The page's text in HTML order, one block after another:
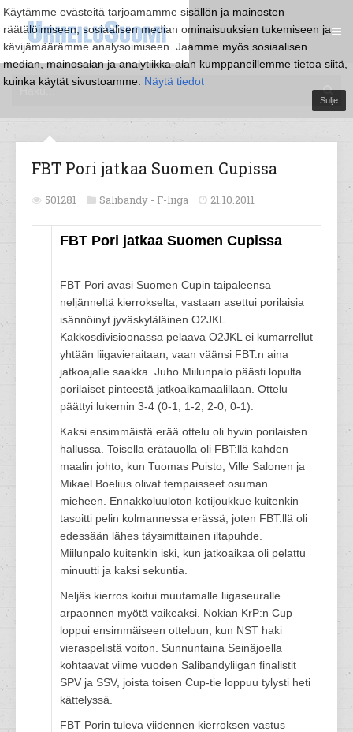
Käytämme evästeitä tarjoamamme sisällön ja mainosten
räätälöimiseen, sosiaalisen median ominaisuuksien tukemiseen ja
kävijämäärämme analysoimiseen. Jaamme myös sosiaalisen
median, mainosalan ja analytiikka-alan kumppaneillemme tietoa siitä,
kuinka käytät sivustoamme. Näytä tiedot
Sulje
FBT Pori jatkaa Suomen Cupissa
501281 Salibandy - F-liiga 21.10.2011
FBT Pori jatkaa Suomen Cupissa
FBT Pori avasi Suomen Cupin taipaleensa
neljänneltä kierrokselta, vastaan asettui porilaisia
isännöinyt jyväskyläläinen O2JKL.
Kakkosdivisioonassa pelaava O2JKL ei kumarrellut
yhtään liigavieraitaan, vaan väänsi FBT:n aina
jatkoajalle saakka. Juho Miilunpalo päästi lopulta
porilaiset pinteestä jatkoaikamaalillaan. Ottelu
päättyi lukemin 3-4 (0-1, 1-2, 2-0, 0-1).
Kaksi ensimmäistä erää ottelu oli hyvin porilaisten
hallussa. Toisella erätauolla oli FBT:llä kahden
maalin johto, kun Tuomas Puisto, Ville Salonen ja
Mikael Boelius olivat tempaisseet osuman
mieheen. Ennakkoluuloton kotijoukkue kuitenkin
tasoitti pelin kolmannessa erässä, joten FBT:llä oli
edessään lähes täysimittainen iltapuhde.
Miilunpalo kuitenkin iski, kun jatkoaikaa oli pelattu
minuutti ja kaksi sekuntia.
Neljäs kierros koitui muutamalle liigaseuralle
arpaonnen myötä vaikeaksi. Nokian KrP:n Cup
loppui ensimmäiseen otteluun, kun NST haki
vieraspelistä voiton. Sunnuntaina Seinäjoella
kohtaavat viime vuoden Salibandyliigan finalistit
SPV ja SSV, joista toisen Cup-tie loppuu tylysti heti
kättelyssä.
FBT Porin tuleva viidennen kierroksen vastus